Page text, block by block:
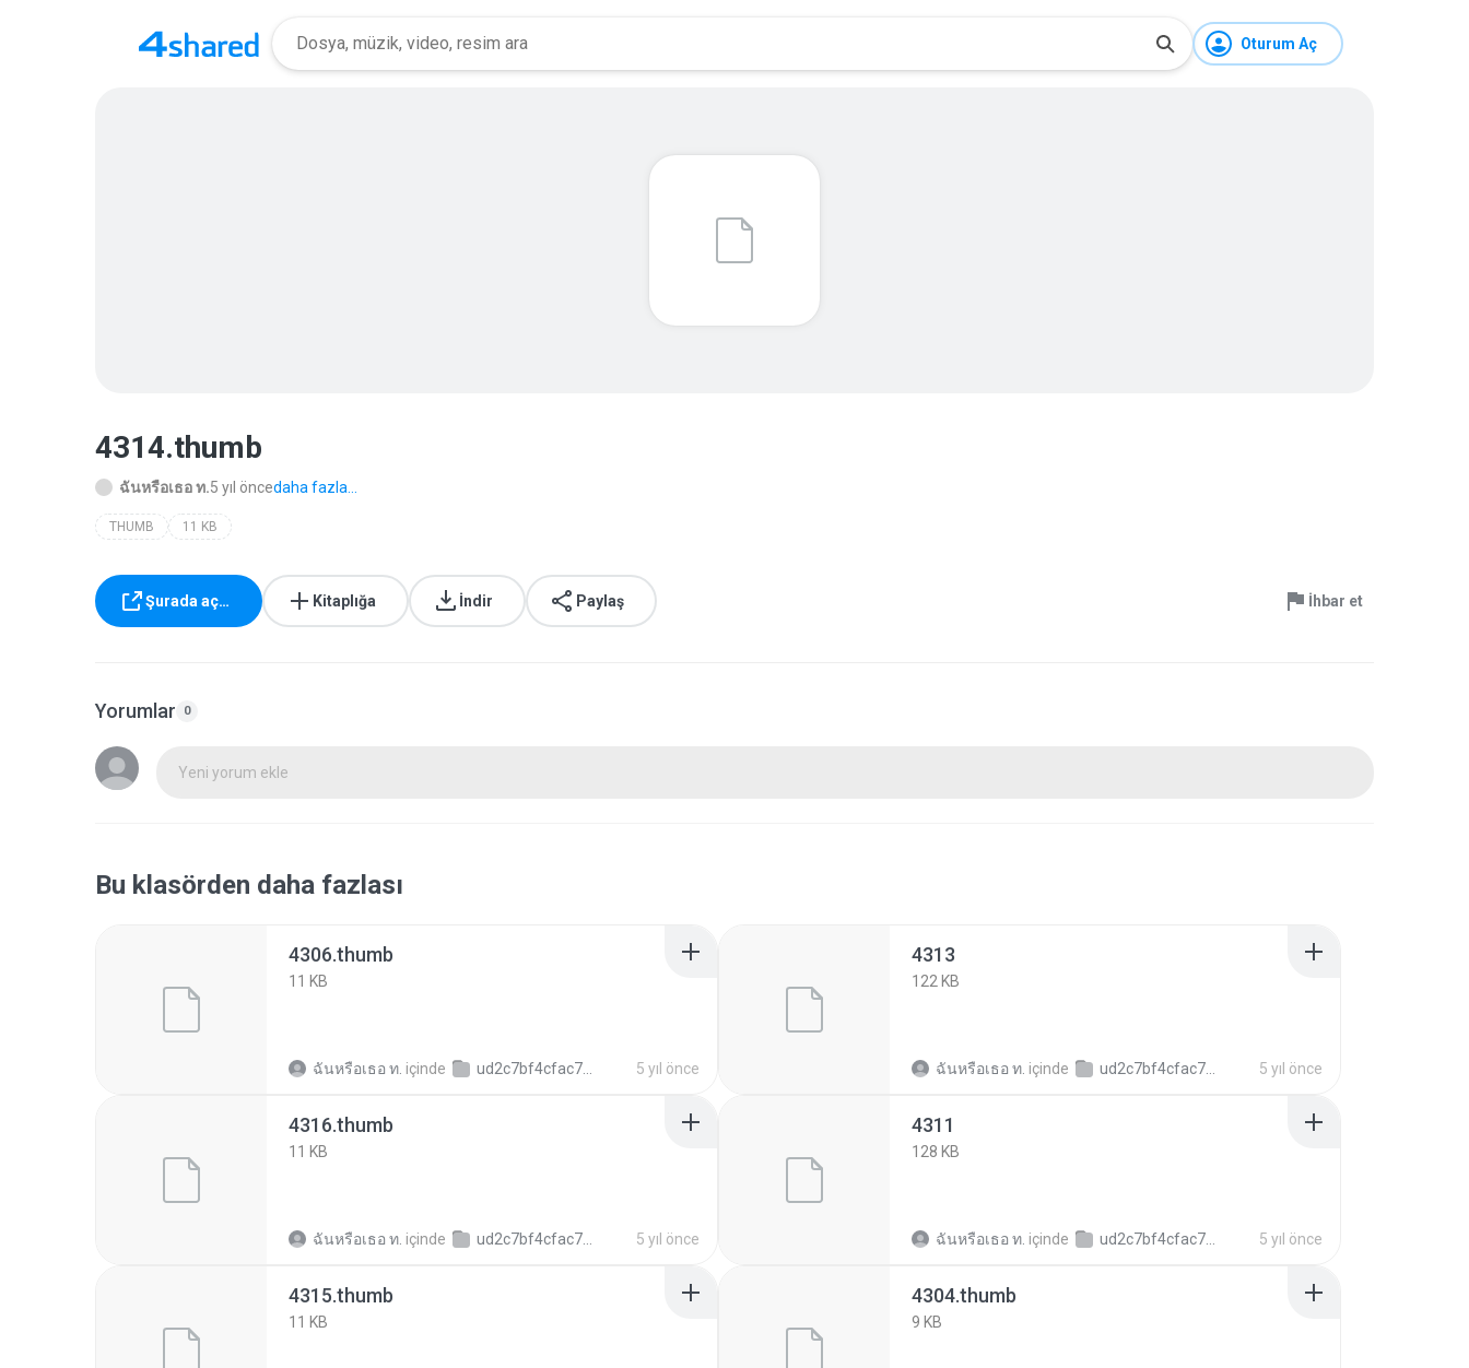
Oturum Aç
4314.thumb
ฉันหรือเธอ ท.5 yıl öncedaha fazla...
THUMB 11 KB
Şurada aç… Kitaplığa İndir Paylaş İhbar et
Yorumlar 0
Yeni yorum ekle
Bu klasörden daha fazlası
4306.thumb
11 KB
ฉันหรือเธอ ท. içinde ud2c7bf4cfac7c5128979540d24f43247 5 yıl önce
4313
122 KB
ฉันหรือเธอ ท. içinde ud2c7bf4cfac7c5128979540d24f43247 5 yıl önce
4316.thumb
11 KB
ฉันหรือเธอ ท. içinde ud2c7bf4cfac7c5128979540d24f43247 5 yıl önce
4311
128 KB
ฉันหรือเธอ ท. içinde ud2c7bf4cfac7c5128979540d24f43247 5 yıl önce
4315.thumb
11 KB
4304.thumb
9 KB